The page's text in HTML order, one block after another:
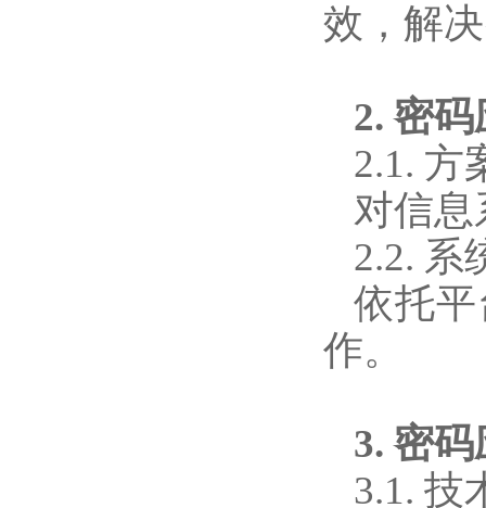
效，解
2. 密
2.1. 方
对信
2.2. 系
依托
作。
3. 密
3.1. 技